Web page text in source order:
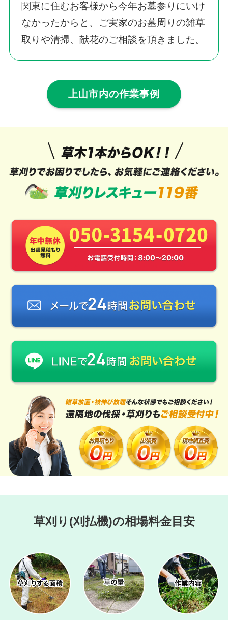
関東に住むお客様から今年お墓参りにいけ
なかったからと、ご実家のお墓周りの雑草
取りや清掃、献花のご相談を頂きました。
上山市内の作業事例
草刈り(刈払機)の相場料金目安